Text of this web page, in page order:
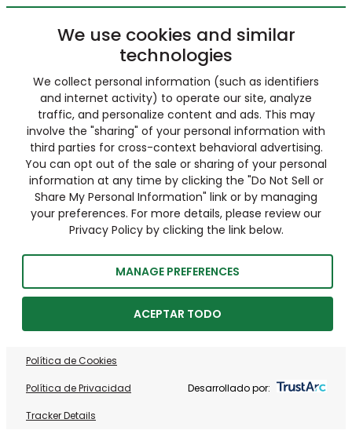
We use cookies and similar
technologies
We collect personal information (such as identifiers
and internet activity) to operate our site, analyze
traffic, and personalize content and ads. This may
involve the "sharing" of your personal information with
third parties for cross-context behavioral advertising.
You can opt out of the sale or sharing of your personal
information at any time by clicking the "Do Not Sell or
Share My Personal Information" link or by managing
your preferences. For more details, please review our
Privacy Policy by clicking the link below.
MANAGE PREFERENCES
ACEPTAR TODO
Política de Cookies
Política de Privacidad
Tracker Details
Desarrollado por: